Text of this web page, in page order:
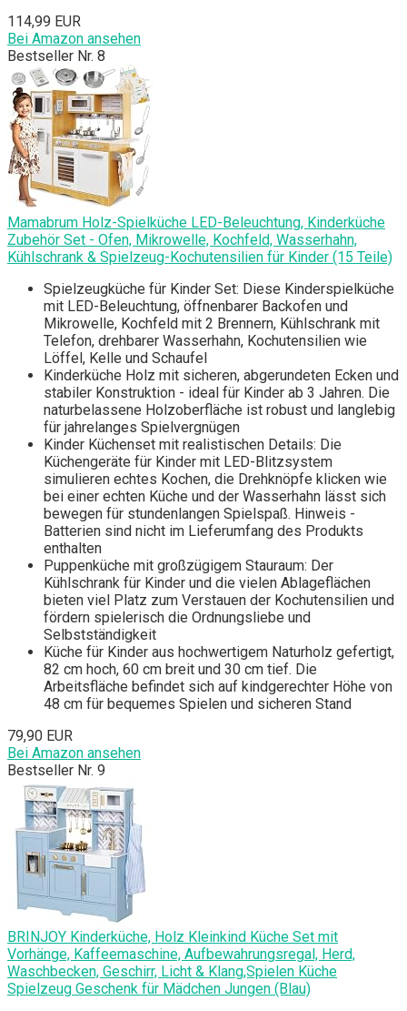
114,99 EUR
Bei Amazon ansehen
Bestseller Nr. 8
Mamabrum Holz-Spielküche LED-Beleuchtung, Kinderküche
Zubehör Set - Ofen, Mikrowelle, Kochfeld, Wasserhahn,
Kühlschrank & Spielzeug-Kochutensilien für Kinder (15 Teile)
Spielzeugküche für Kinder Set: Diese Kinderspielküche
mit LED-Beleuchtung, öffnenbarer Backofen und
Mikrowelle, Kochfeld mit 2 Brennern, Kühlschrank mit
Telefon, drehbarer Wasserhahn, Kochutensilien wie
Löffel, Kelle und Schaufel
Kinderküche Holz mit sicheren, abgerundeten Ecken und
stabiler Konstruktion - ideal für Kinder ab 3 Jahren. Die
naturbelassene Holzoberfläche ist robust und langlebig
für jahrelanges Spielvergnügen
Kinder Küchenset mit realistischen Details: Die
Küchengeräte für Kinder mit LED-Blitzsystem
simulieren echtes Kochen, die Drehknöpfe klicken wie
bei einer echten Küche und der Wasserhahn lässt sich
bewegen für stundenlangen Spielspaß. Hinweis -
Batterien sind nicht im Lieferumfang des Produkts
enthalten
Puppenküche mit großzügigem Stauraum: Der
Kühlschrank für Kinder und die vielen Ablageflächen
bieten viel Platz zum Verstauen der Kochutensilien und
fördern spielerisch die Ordnungsliebe und
Selbstständigkeit
Küche für Kinder aus hochwertigem Naturholz gefertigt,
82 cm hoch, 60 cm breit und 30 cm tief. Die
Arbeitsfläche befindet sich auf kindgerechter Höhe von
48 cm für bequemes Spielen und sicheren Stand
79,90 EUR
Bei Amazon ansehen
Bestseller Nr. 9
BRINJOY Kinderküche, Holz Kleinkind Küche Set mit
Vorhänge, Kaffeemaschine, Aufbewahrungsregal, Herd,
Waschbecken, Geschirr, Licht & Klang,Spielen Küche
Spielzeug Geschenk für Mädchen Jungen (Blau)